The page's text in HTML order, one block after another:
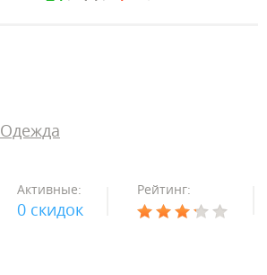
Одежда
Активные:
0 скидок
Рейтинг: